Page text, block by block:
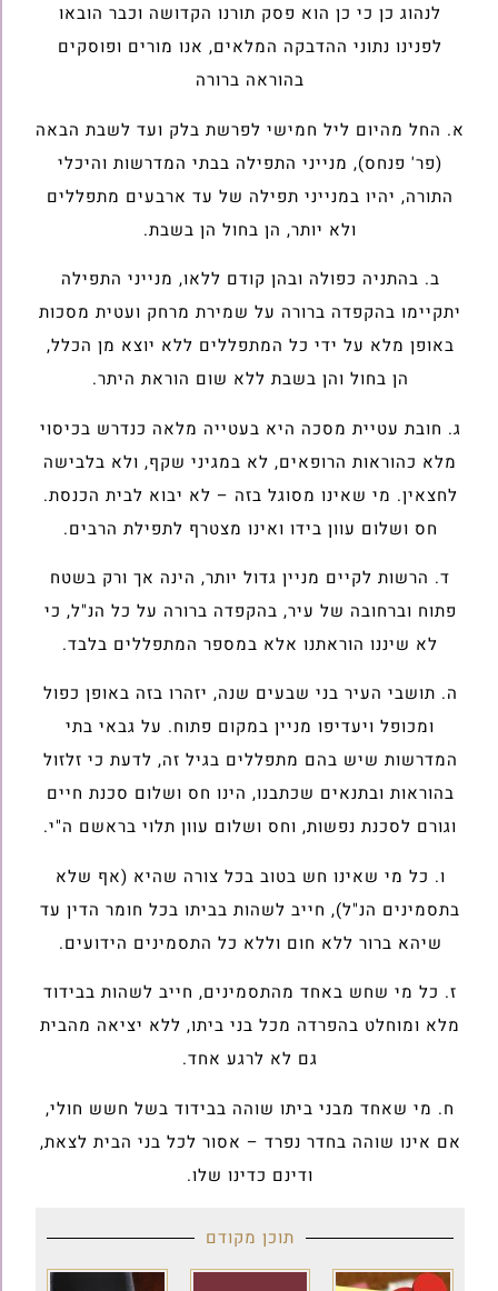
לנהוג כן כי כן הוא פסק תורנו הקדושה וכבר הובאו
לפנינו נתוני ההדבקה המלאים, אנו מורים ופוסקים
בהוראה ברורה
א. החל מהיום ליל חמישי לפרשת בלק ועד לשבת הבאה
(פר' פנחס), מנייני התפילה בבתי המדרשות והיכלי
התורה, יהיו במנייני תפילה של עד ארבעים מתפללים
ולא יותר, הן בחול הן בשבת.
ב. בהתניה כפולה ובהן קודם ללאו, מנייני התפילה
יתקיימו בהקפדה ברורה על שמירת מרחק ועטית מסכות
באופן מלא על ידי כל המתפללים ללא יוצא מן הכלל,
הן בחול והן בשבת ללא שום הוראת היתר.
ג. חובת עטיית מסכה היא בעטייה מלאה כנדרש בכיסוי
מלא כהוראות הרופאים, לא במגיני שקף, ולא בלבישה
לחצאין. מי שאינו מסוגל בזה – לא יבוא לבית הכנסת.
חס ושלום עוון בידו ואינו מצטרף לתפילת הרבים.
ד. הרשות לקיים מניין גדול יותר, הינה אך ורק בשטח
פתוח וברחובה של עיר, בהקפדה ברורה על כל הנ"ל, כי
לא שיננו הוראתנו אלא במספר המתפללים בלבד.
ה. תושבי העיר בני שבעים שנה, יזהרו בזה באופן כפול
ומכופל ויעדיפו מניין במקום פתוח. על גבאי בתי
המדרשות שיש בהם מתפללים בגיל זה, לדעת כי זלזול
בהוראות ובתנאים שכתבנו, הינו חס ושלום סכנת חיים
וגורם לסכנת נפשות, וחס ושלום עוון תלוי בראשם ה"י.
ו. כל מי שאינו חש בטוב בכל צורה שהיא (אף שלא
בתסמינים הנ"ל), חייב לשהות בביתו בכל חומר הדין עד
שיהא ברור ללא חום וללא כל התסמינים הידועים.
ז. כל מי שחש באחד מהתסמינים, חייב לשהות בבידוד
מלא ומוחלט בהפרדה מכל בני ביתו, ללא יציאה מהבית
גם לא לרגע אחד.
ח. מי שאחד מבני ביתו שוהה בבידוד בשל חשש חולי,
אם אינו שוהה בחדר נפרד – אסור לכל בני הבית לצאת,
ודינם כדינו שלו.
תוכן מקודם